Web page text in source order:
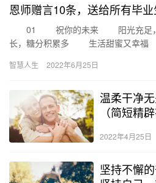
恩师赠言10条，送给所有毕
01 祝你的未来 阳光充足，
长，糖分积累多 生活甜蜜
智慧人生 2022年6月25日
温柔干净
（简短精
2022年4月25日
坚持不懈